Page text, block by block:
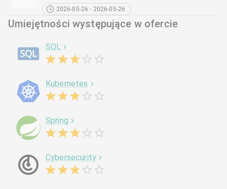
2026-05-26 - 2026-05-26
Umiejętności występujące w ofercie
SQL
Kubernetes
Spring
Cybersecurity